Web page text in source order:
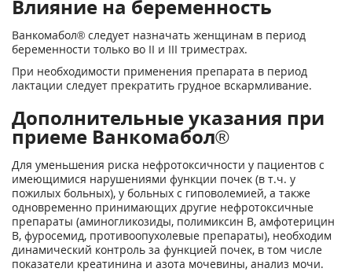
Влияние на беременность
Ванкомабол® следует назначать женщинам в период
беременности только во II и III триместрах.
При необходимости применения препарата в период
лактации следует прекратить грудное вскармливание.
Дополнительные указания при
приеме Ванкомабол®
Для уменьшения риска нефротоксичности у пациентов с
имеющимися нарушениями функции почек (в т.ч. у
пожилых больных), у больных с гиповолемией, а также
одновременно принимающих другие нефротоксичные
препараты (аминогликозиды, полимиксин В, амфотерицин
В, фуросемид, противоопухолевые препараты), необходим
динамический контроль за функцией почек, в том числе
показатели креатинина и азота мочевины, анализ мочи.